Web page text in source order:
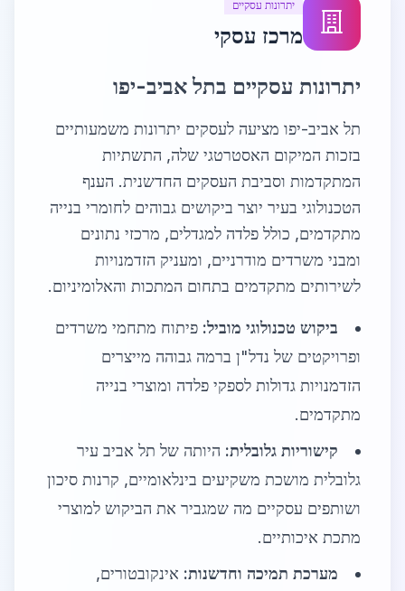
יתרונות עסקיים
מרכז עסקי
יתרונות עסקיים בתל אביב-יפו
תל אביב-יפו מציעה לעסקים יתרונות משמעותיים
בזכות המיקום האסטרטגי שלה, התשתיות
המתקדמות וסביבת העסקים החדשנית. הענף
הטכנולוגי בעיר יוצר ביקושים גבוהים לחומרי בנייה
מתקדמים, כולל פלדה למגדלים, מרכזי נתונים
ומבני משרדים מודרניים, ומעניק הזדמנויות
לשירותים מתקדמים בתחום המתכות והאלומיניום.
ביקוש טכנולוגי מוביל: פיתוח מתחמי משרדים
ופרויקטים של נדל"ן ברמה גבוהה מייצרים
הזדמנויות גדולות לספקי פלדה ומוצרי בנייה
מתקדמים.
קישוריות גלובלית: היותה של תל אביב עיר
גלובלית מושכת משקיעים בינלאומיים, קרנות סיכון
ושותפים עסקיים מה שמגביר את הביקוש למוצרי
מתכת איכותיים.
מערכת תמיכה וחדשנות: אינקובטורים,